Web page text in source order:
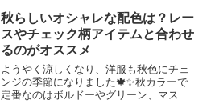
した勝利品を取り入れ、流行のアースカ
ラーで秋服コー...
秋らしいオシャレな配色は？レー
スやチェック柄アイテムと合わせ
るのがオススメ
ようやく涼しくなり、洋服も秋色にチェ
ンジの季節になりました🍁✨秋カラーで
定番なのはボルドーやグリーン、マスタ